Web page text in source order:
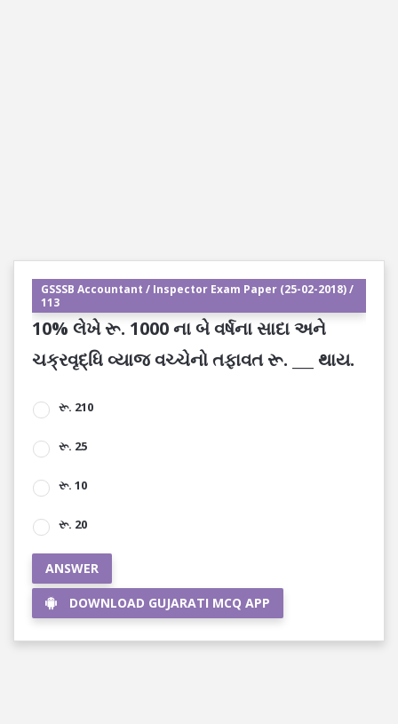
GSSSB Accountant / Inspector Exam Paper (25-02-2018) /
113
10% લેખે રૂ. 1000 ના બે વર્ષના સાદા અને
ચક્રવૃદ્ધિ વ્યાજ વચ્ચેનો તફાવત રૂ. ___ થાય.
રૂ. 210
રૂ. 25
રૂ. 10
રૂ. 20
ANSWER
DOWNLOAD GUJARATI MCQ APP